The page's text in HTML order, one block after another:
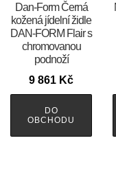
​​​​​Dan-Form Černá
kožená jídelní židle
DAN-FORM Flair s
chromovanou
podnoží
9 861 Kč
DO
OBCHODU